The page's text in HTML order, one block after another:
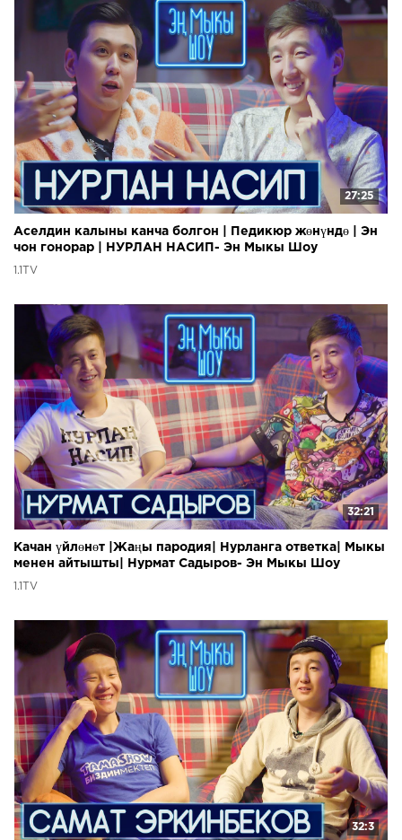
27:25
Аселдин калыны канча болгон | Педикюр жөнүндө | Эн
чон гонорар | НУРЛАН НАСИП- Эн Мыкы Шоу
1.1TV
32:21
Качан үйлөнөт |Жаңы пародия| Нурланга ответка| Мыкы
менен айтышты| Нурмат Садыров- Эн Мыкы Шоу
1.1TV
32:3